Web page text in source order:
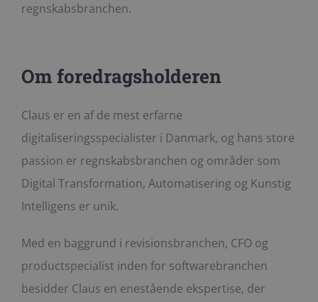
regnskabsbranchen.
Om foredragsholderen
Claus er en af de mest erfarne
digitaliseringsspecialister i Danmark, og hans store
passion er regnskabsbranchen og områder som
Digital Transformation, Automatisering og Kunstig
Intelligens er unik.
Med en baggrund i revisionsbranchen, CFO og
productspecialist inden for softwarebranchen
besidder Claus en enestående ekspertise, der